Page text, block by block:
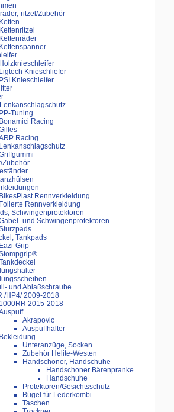
ritzel/Zubehör
Ketten
Kettenritzel
Kettenräder
Kettenspanner
Holzknieschleifer
Ligtech Knieschliefer
PSI Knieschleifer
PP-Tuning
Bonamici Racing
Racing
Lenkanschlagschutz
Zubehör
BikesPlast Rennverkleidung
Folierte Rennverkleidung
Schwingenprotektoren
und Schwingenprotektoren
Tankpads
Eazi-Grip
und Ablaßschraube
/HP4/ 2009-2018
2015-2018
Akrapovic
Auspuffhalter
Bekleidung
Unteranzüge, Socken
Zubehör Helite-Westen
Handschoner, Handschuhe
Handschoner Bärenpranke
Handschuhe
Protektoren/Gesichtsschutz
Bügel für Lederkombi
Taschen